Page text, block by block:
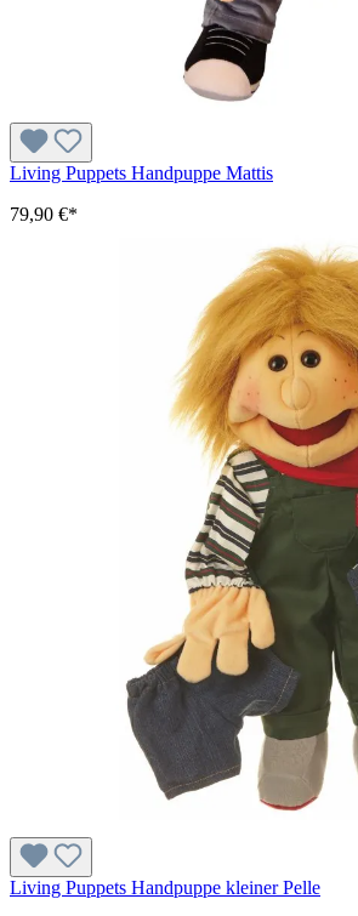
Living Puppets Handpuppe Mattis
79,90 €*
Living Puppets Handpuppe kleiner Pelle